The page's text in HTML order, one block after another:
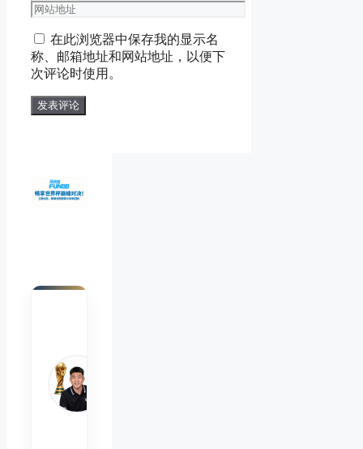
子
箱
地
址
网
地
址
在此浏览器中保存我的显示名
称、邮箱地址和网站地址，以便下
次评论时使用。